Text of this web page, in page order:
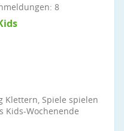
8
Klettern, Spiele spielen
Kids-Wochenende